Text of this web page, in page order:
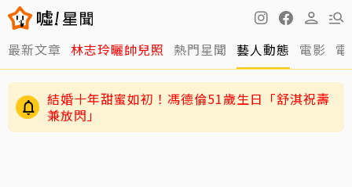
最新文章 林志玲曬帥兒照 熱門星聞 藝人動態 電影
結婚十年甜蜜如初！馮德倫51歲生日「舒淇祝壽
兼放閃」